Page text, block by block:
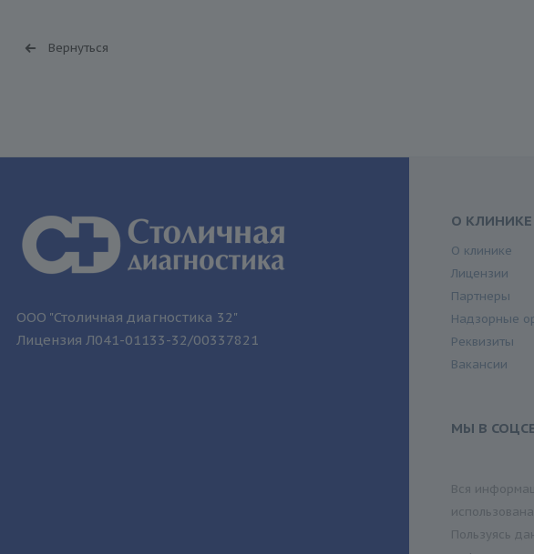
Вернуться
ООО "Столичная диагностика 32"
Лицензия Л041-01133-32/00337821
О КЛИНИКЕ
О клинике
Лицензии
Партнеры
Надзорные
Реквизиты
Вакансии
МЫ В
Вся
Пользуясь